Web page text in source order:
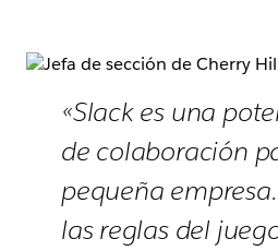
«Slack es una
de colaboración
pequeña
las reglas del